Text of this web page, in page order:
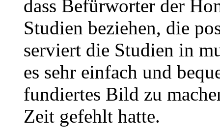
dass Befürworter der
Studien beziehen, die
serviert die Studien in
es sehr einfach und
fundiertes Bild zu
Zeit gefehlt hatte.